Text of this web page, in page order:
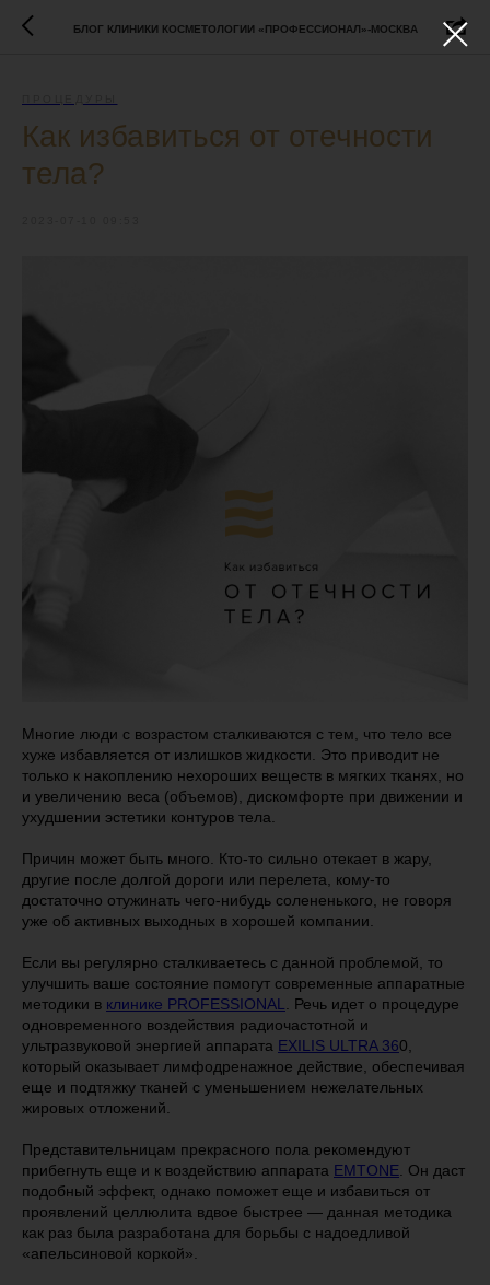
БЛОГ КЛИНИКИ КОСМЕТОЛОГИИ «ПРОФЕССИОНАЛ»-МОСКВА
Как избавиться от отечности
тела?
Многие люди с возрастом сталкиваются с тем, что тело все
хуже избавляется от излишков жидкости. Это приводит не
только к накоплению нехороших веществ в мягких тканях, но
и увеличению веса (объемов), дискомфорте при движении и
ухудшении эстетики контуров тела.
Причин может быть много. Кто-то сильно отекает в жару,
другие после долгой дороги или перелета, кому-то
достаточно отужинать чего-нибудь солененького, не говоря
уже об активных выходных в хорошей компании.
Если вы регулярно сталкиваетесь с данной проблемой, то
улучшить ваше состояние помогут современные аппаратные
методики в клинике PROFESSIONAL
. Речь идет о процедуре
одновременного воздействия радиочастотной и
ультразвуковой энергией аппарата EXILIS ULTRA 360,
который оказывает лимфодренажное действие, обеспечивая
еще и подтяжку тканей с уменьшением нежелательных
жировых отложений.
Представительницам прекрасного пола рекомендуют
прибегнуть еще и к воздействию аппарата EMTONE . Он даст
подобный эффект, однако поможет еще и избавиться от
проявлений целлюлита вдвое быстрее — данная методика
как раз была разработана для борьбы с надоедливой
«апельсиновой коркой».